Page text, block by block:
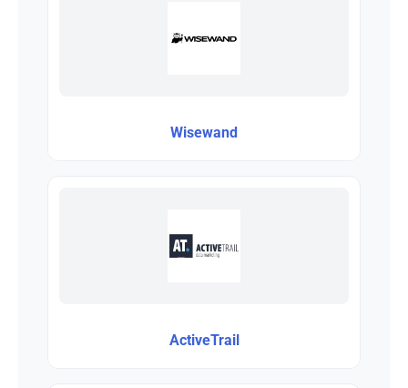
Wisewand
ActiveTrail